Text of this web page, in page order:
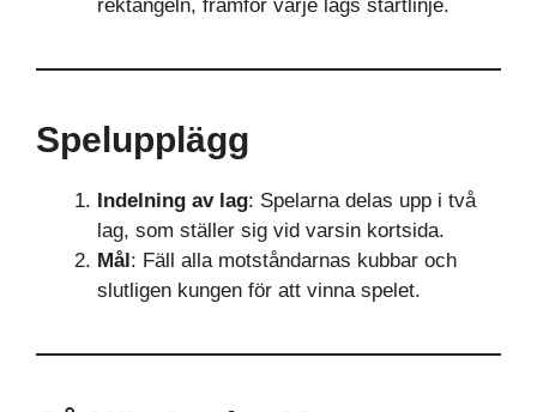
rektangeln, framför varje lags startlinje.
Spelupplägg
Indelning av lag: Spelarna delas upp i två
lag, som ställer sig vid varsin kortsida.
Mål : Fäll alla motståndarnas kubbar och
slutligen kungen för att vinna spelet.